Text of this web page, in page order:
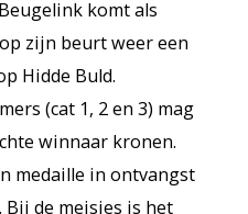
komt als
zijn beurt weer een
Hidde Buld.
(cat 1, 2 en 3) mag
winnaar kronen.
medaille in ontvangst
Bij de meisjes is het